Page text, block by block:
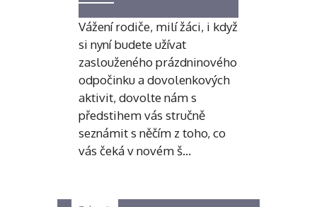
Vážení rodiče, milí žáci, i když
si nyní budete užívat
zaslouženého prázdninového
odpočinku a dovolenkových
aktivit, dovolte nám s
předstihem vás stručně
seznámit s něčím z toho, co
vás čeká v novém š…